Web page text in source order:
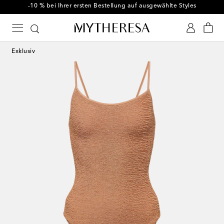
-10 % bei Ihrer ersten Bestellung auf ausgewählte Styles
Exklusiv